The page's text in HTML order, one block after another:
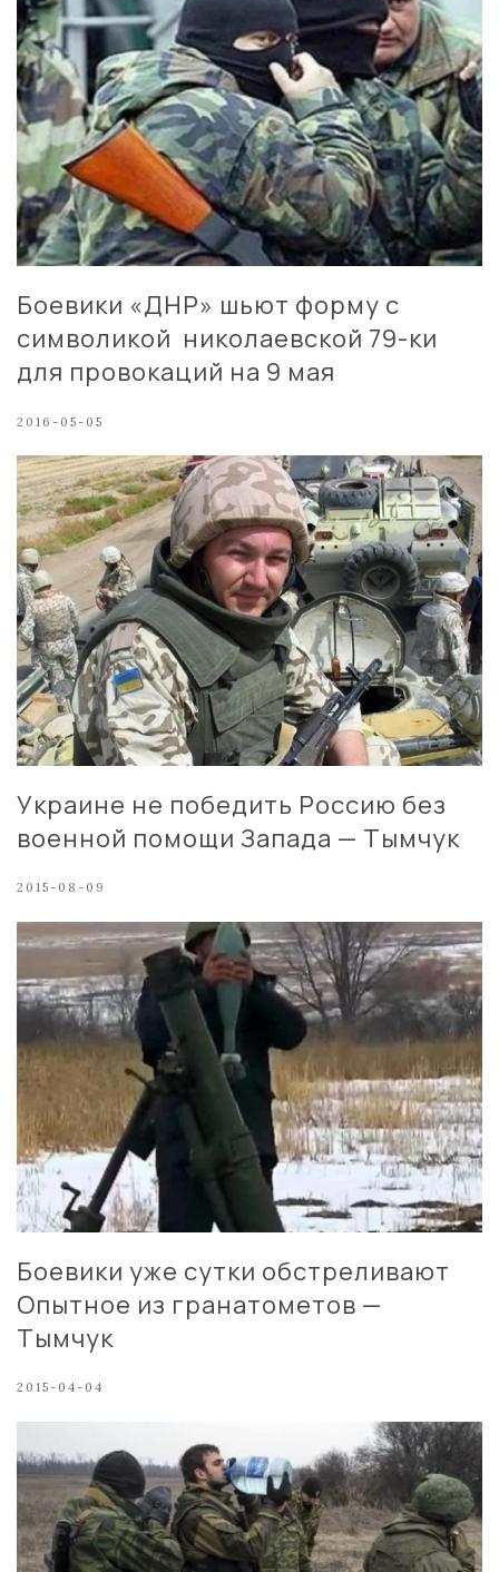
Боевики «ДНР» шьют форму с
символикой николаевской 79-ки
для провокаций на 9 мая
2016-05-05
Украине не победить Россию без
военной помощи Запада — Тымчук
2015-08-09
Боевики уже сутки обстреливают
Опытное из гранатометов —
Тымчук
2015-04-04